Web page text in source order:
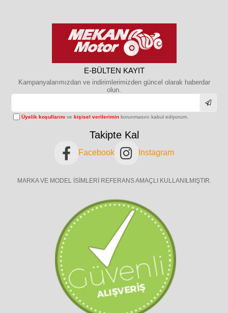
E-BÜLTEN KAYIT
Kampanyalarımızdan ve indirimlerimizden güncel olarak haberdar
olun.
Üyelik koşullarını vekişisel verilerimin korunmasını kabul ediyorum.
Takipte Kal
Facebook Instagram
MARKA VE MODEL İSİMLERİ REFERANS AMAÇLI KULLANILMIŞTIR.